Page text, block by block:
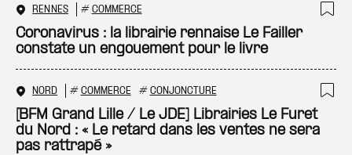
RENNES # COMMERCE
Coronavirus : la librairie rennaise Le Failler
constate un engouement pour le livre
NORD # COMMERCE # CONJONCTURE
[BFM Grand Lille / Le JDE] Librairies Le Furet
du Nord : « Le retard dans les ventes ne sera
pas rattrapé »